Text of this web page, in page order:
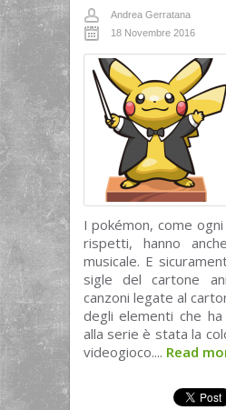
Andrea Gerratana
18 Novembre 2016
I pokémon, come
rispetti, hanno
musicale. E
sigle del cartone
canzoni legate al
degli elementi che
alla serie è stata la
videogioco.... Read